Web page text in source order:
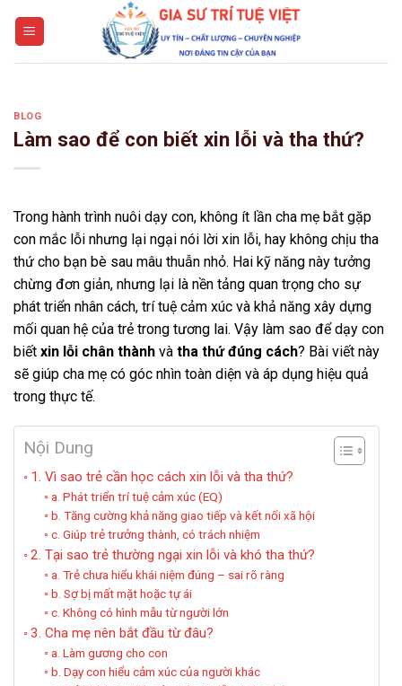
BLOG
Làm sao để con biết xin lỗi và tha thứ?
Trong hành trình nuôi dạy con, không ít lần cha mẹ bắt gặp
con mắc lỗi nhưng lại ngại nói lời xin lỗi, hay không chịu tha
thứ cho bạn bè sau mâu thuẫn nhỏ. Hai kỹ năng này tưởng
chừng đơn giản, nhưng lại là nền tảng quan trọng cho sự
phát triển nhân cách, trí tuệ cảm xúc và khả năng xây dựng
mối quan hệ của trẻ trong tương lai. Vậy làm sao để dạy con
biết xin lỗi chân thành và tha thứ đúng cách? Bài viết này
sẽ giúp cha mẹ có góc nhìn toàn diện và áp dụng hiệu quả
trong thực tế.
Nội Dung
1. Vì sao trẻ cần học cách xin lỗi và tha thứ?
a. Phát triển trí tuệ cảm xúc (EQ)
b. Tăng cường khả năng giao tiếp và kết nối xã hội
c. Giúp trẻ trưởng thành, có trách nhiệm
2. Tại sao trẻ thường ngại xin lỗi và khó tha thứ?
a. Trẻ chưa hiểu khái niệm đúng – sai rõ ràng
b. Sợ bị mất mặt hoặc tự ái
c. Không có hình mẫu từ người lớn
3. Cha mẹ nên bắt đầu từ đâu?
a. Làm gương cho con
b. Dạy con hiểu cảm xúc của người khác